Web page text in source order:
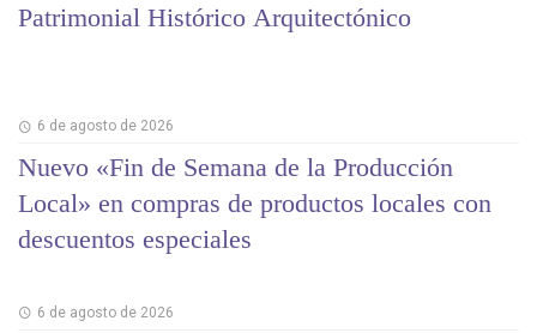
Patrimonial Histórico Arquitectónico
6 de agosto de 2026
Nuevo «Fin de Semana de la Producción
Local» en compras de productos locales con
descuentos especiales
6 de agosto de 2026